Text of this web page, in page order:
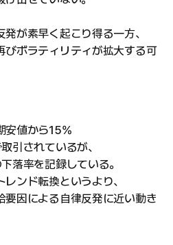
が素早く起こり得る一方、
びボラティリティが拡大する可
安値から15%
引されているが、
落率を記録している。
ンド転換というより、
要因による自律反発に近い動き